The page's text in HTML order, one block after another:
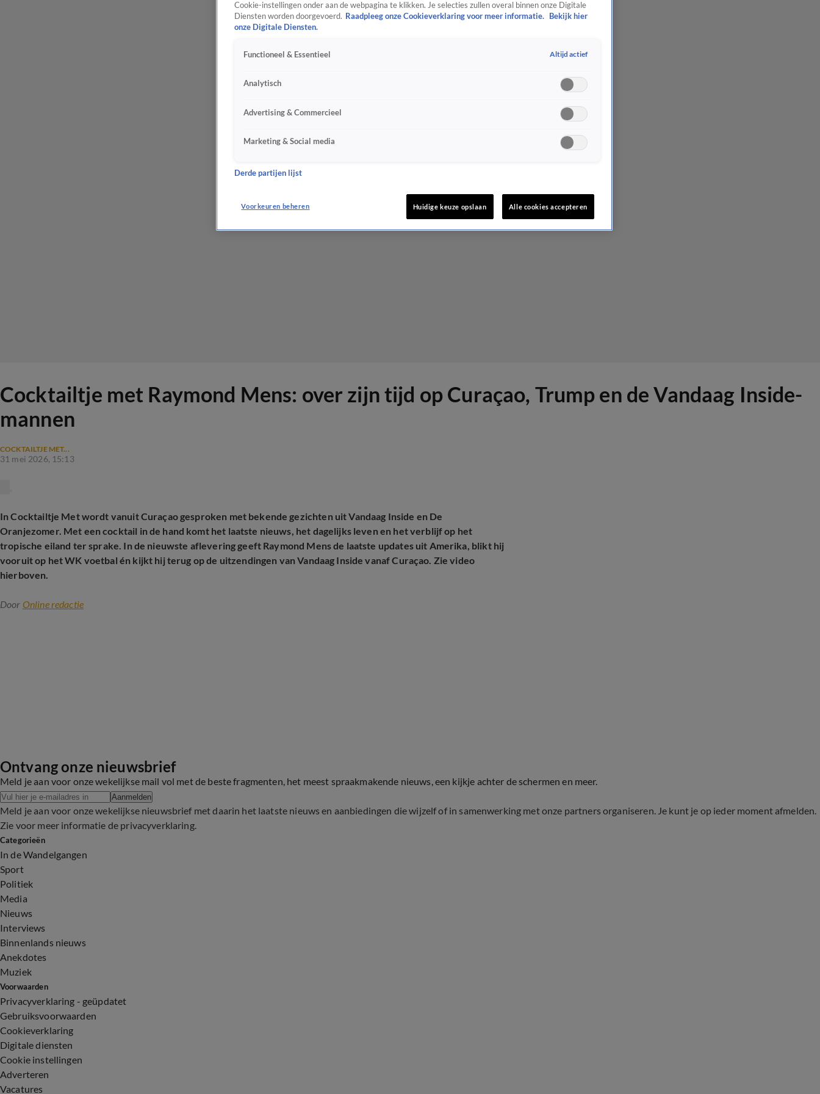
Cocktailtje met Raymond Mens: over zijn tijd op Curaçao, Trump en de Vandaag Inside-
mannen
COCKTAILTJE MET...
31 mei 2026, 15:13
In Cocktailtje Met wordt vanuit Curaçao gesproken met bekende gezichten uit Vandaag Inside en De
Oranjezomer. Met een cocktail in de hand komt het laatste nieuws, het dagelijks leven en het verblijf op het
tropische eiland ter sprake. In de nieuwste aflevering geeft Raymond Mens de laatste updates uit Amerika, blikt hij
vooruit op het WK voetbal én kijkt hij terug op de uitzendingen van Vandaag Inside vanaf Curaçao. Zie video
hierboven.
Door Online redactie
Ontvang onze nieuwsbrief
Meld je aan voor onze wekelijkse mail vol met de beste fragmenten, het meest spraakmakende nieuws, een kijkje achter de schermen en meer.
Aanmelden
Meld je aan voor onze wekelijkse nieuwsbrief met daarin het laatste nieuws en aanbiedingen die wijzelf of in samenwerking met onze partners organiseren. Je kunt je op ieder moment afmelden.
Zie voor meer informatie de privacyverklaring.
Categorieën
In de Wandelgangen
Sport
Politiek
Media
Nieuws
Interviews
Binnenlands nieuws
Anekdotes
Muziek
Voorwaarden
Privacyverklaring - geüpdatet
Gebruiksvoorwaarden
Cookieverklaring
Digitale diensten
Cookie instellingen
Adverteren
Vacatures
Cookie-instellingen onder aan de webpagina te klikken. Je selecties zullen overal binnen onze Digitale
Diensten worden doorgevoerd. Raadpleeg onze Cookieverklaring voor meer informatie. Bekijk hier
onze Digitale Diensten.
Functioneel & Essentieel Altijd actief
Analytisch
Advertising & Commercieel
Marketing & Social media
Derde partijen lijst
Voorkeuren beheren Huidige keuze opslaan Alle cookies accepteren